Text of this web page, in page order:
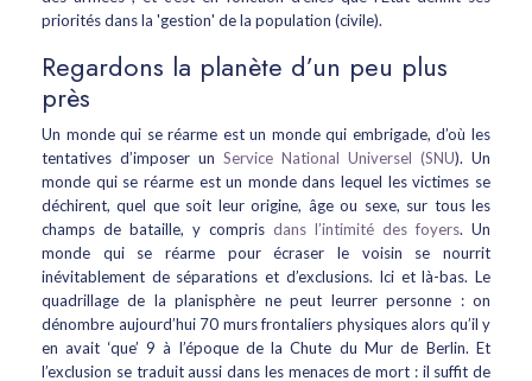
priorités dans la 'gestion' de la population (civile).
Regardons la planète d’un peu plus
près
Un monde qui se réarme est un monde qui embrigade, d’où les
tentatives d’imposer un Service National Universel (SNU). Un
monde qui se réarme est un monde dans lequel les victimes se
déchirent, quel que soit leur origine, âge ou sexe, sur tous les
champs de bataille, y compris dans l’intimité des foyers. Un
monde qui se réarme pour écraser le voisin se nourrit
inévitablement de séparations et d’exclusions. Ici et là-bas. Le
quadrillage de la planisphère ne peut leurrer personne : on
dénombre aujourd’hui 70 murs frontaliers physiques alors qu’il y
en avait ‘que’ 9 à l’époque de la Chute du Mur de Berlin. Et
l’exclusion se traduit aussi dans les menaces de mort : il suffit de